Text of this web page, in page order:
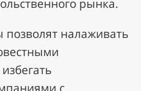
рынка.
налаживать